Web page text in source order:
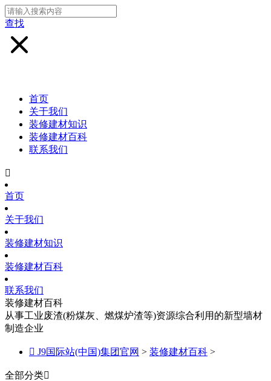
查找
首页
关于我们
装修建材知识
装修建材百科
联系我们

首页
关于我们
装修建材知识
装修建材百科
联系我们
装修建材百科
从事工业废渣(粉煤灰、燃煤炉渣等)资源综合利用的新型墙材
制造企业
 J9国际站(中国)集团官网 > 装修建材百科 >
全部分类